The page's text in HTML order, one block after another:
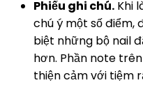
Phiếu ghi chú. Khi
chú ý một số điểm,
biệt những bộ nail
hơn. Phần note
thiện cảm với tiệm